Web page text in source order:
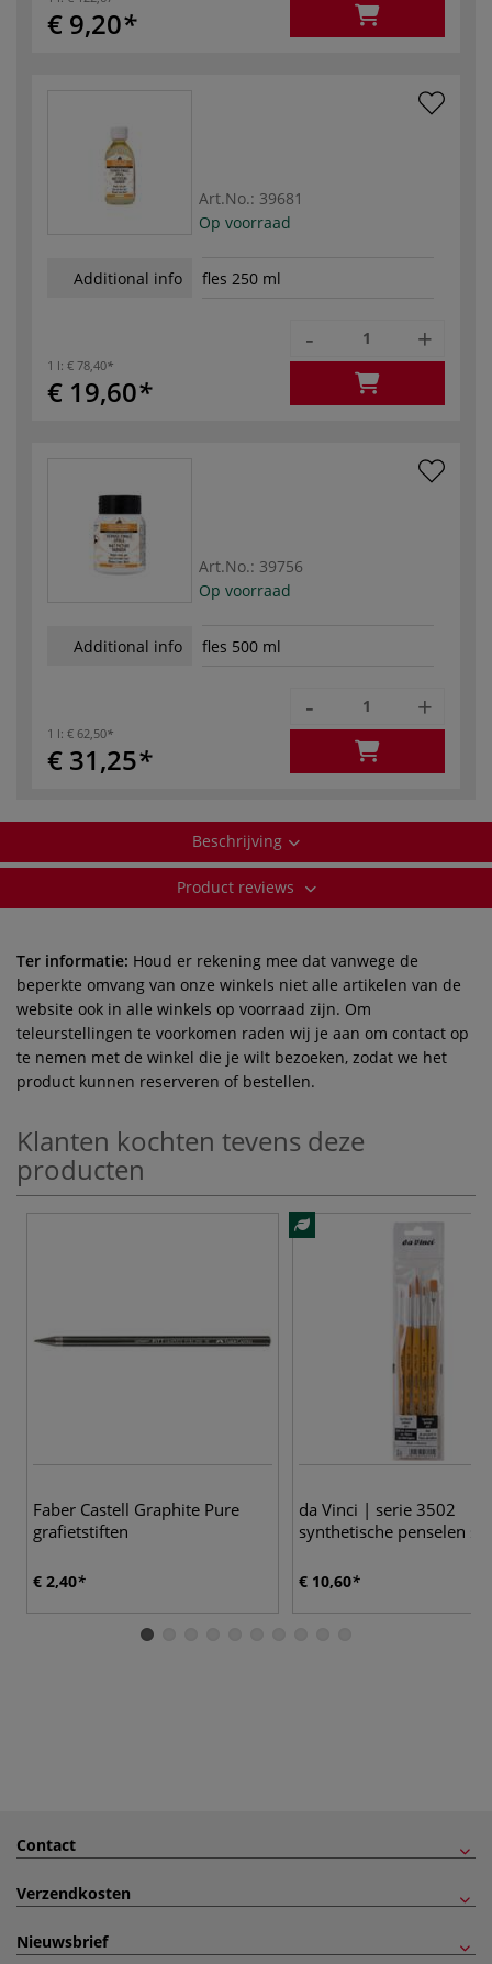
€ 9,20
Art.No.: 39681
Op voorraad
Additional info fles 250 ml
1 l: € 78,40
€ 19,60
- +
Art.No.: 39756
Op voorraad
Additional info fles 500 ml
1 l: € 62,50
€ 31,25
- +
Beschrijving
Product reviews
Ter informatie: Houd er rekening mee dat vanwege de
beperkte omvang van onze winkels niet alle artikelen van de
website ook in alle winkels op voorraad zijn. Om
teleurstellingen te voorkomen raden wij je aan om contact op
te nemen met de winkel die je wilt bezoeken, zodat we het
product kunnen reserveren of bestellen.
Klanten kochten tevens deze
producten
Faber Castell Graphite Pure
grafietstiften
€ 2,40
da Vinci | serie 3502
synthetische penselen set
€ 10,60
Contact
Verzendkosten
Nieuwsbrief